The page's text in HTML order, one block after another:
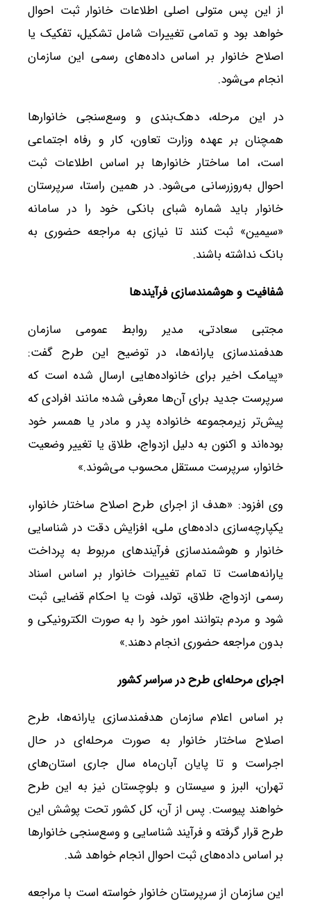
از این پس متولی اصلی اطلاعات خانوار ثبت احوال
خواهد بود و تمامی تغییرات شامل تشکیل، تفکیک یا
اصلاح خانوار بر اساس داده‌های رسمی این سازمان
انجام می‌شود.
در این مرحله، دهک‌بندی و وسع‌سنجی خانوارها
همچنان بر عهده وزارت تعاون، کار و رفاه اجتماعی
است، اما ساختار خانوارها بر اساس اطلاعات ثبت
احوال به‌روزرسانی می‌شود. در همین راستا، سرپرستان
خانوار باید شماره شبای بانکی خود را در سامانه
«سیمین» ثبت کنند تا نیازی به مراجعه حضوری به
بانک نداشته باشند.
شفافیت و هوشمندسازی فرآیندها
مجتبی سعادتی، مدیر روابط عمومی سازمان
هدفمندسازی یارانه‌ها، در توضیح این طرح گفت:
«پیامک اخیر برای خانواده‌هایی ارسال شده است که
سرپرست جدید برای آن‌ها معرفی شده؛ مانند افرادی که
پیش‌تر زیرمجموعه خانواده پدر و مادر یا همسر خود
بوده‌اند و اکنون به دلیل ازدواج، طلاق یا تغییر وضعیت
خانوار، سرپرست مستقل محسوب می‌شوند.»
وی افزود: «هدف از اجرای طرح اصلاح ساختار خانوار،
یکپارچه‌سازی داده‌های ملی، افزایش دقت در شناسایی
خانوار و هوشمندسازی فرآیندهای مربوط به پرداخت
یارانه‌هاست تا تمام تغییرات خانوار بر اساس اسناد
رسمی ازدواج، طلاق، تولد، فوت یا احکام قضایی ثبت
شود و مردم بتوانند امور خود را به صورت الکترونیکی و
بدون مراجعه حضوری انجام دهند.»
اجرای مرحله‌ای طرح در سراسر کشور
بر اساس اعلام سازمان هدفمندسازی یارانه‌ها، طرح
اصلاح ساختار خانوار به صورت مرحله‌ای در حال
اجراست و تا پایان آبان‌ماه سال جاری استان‌های
تهران، البرز و سیستان و بلوچستان نیز به این طرح
خواهند پیوست. پس از آن، کل کشور تحت پوشش این
طرح قرار گرفته و فرآیند شناسایی و وسع‌سنجی خانوارها
بر اساس داده‌های ثبت احوال انجام خواهد شد.
این سازمان از سرپرستان خانوار خواسته است با مراجعه